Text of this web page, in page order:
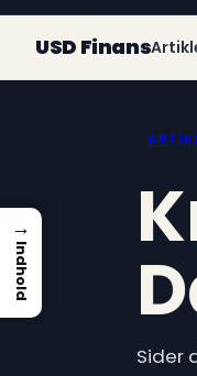
USD Finans
Sider
→
Indhold